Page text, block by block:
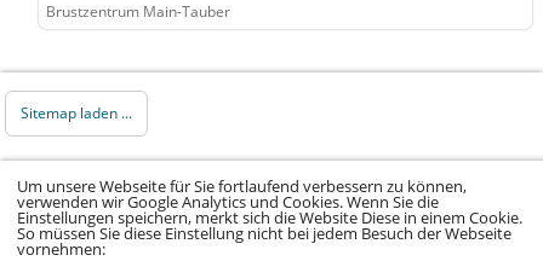
Brustzentrum Main-Tauber
Sitemap laden ...
© 2026 Klinikum Würzburg Mitte gGmbH •
Impressum•Datenschutz•Datenschutz Social
Media•Kontakt•Hinweisgeber•Barrierefreiheitserklärung
Um unsere Webseite für Sie fortlaufend verbessern zu können,
verwenden wir Google Analytics und Cookies. Wenn Sie die
Einstellungen speichern, merkt sich die Website Diese in einem Cookie.
So müssen Sie diese Einstellung nicht bei jedem Besuch der Webseite
vornehmen: